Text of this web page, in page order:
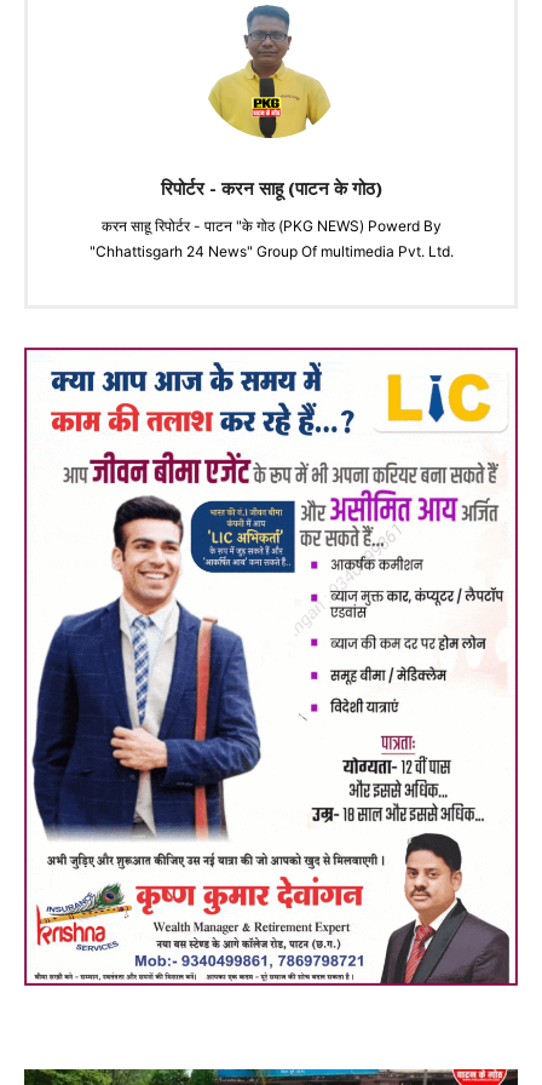
रिपोर्टर - करन साहू (पाटन के गोठ)
करन साहू रिपोर्टर - पाटन "के गोठ (PKG NEWS) Powerd By
"Chhattisgarh 24 News" Group Of multimedia Pvt. Ltd.